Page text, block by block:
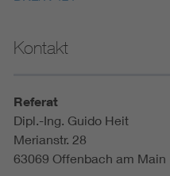
Kontakt
Referat
Dipl.-Ing. Guido Heit
Merianstr. 28
63069 Offenbach am Main